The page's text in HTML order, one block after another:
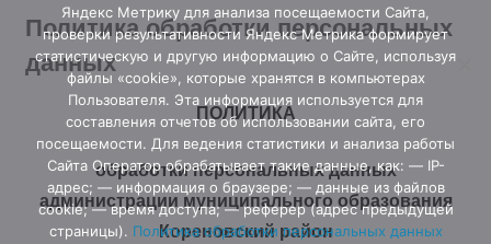
Политика обработки персональных
данных
ПОЛИТИКА
обработки персональных данных
администрации муниципального образования
Кореновский район
Яндекс Метрику для анализа посещаемости Сайта,
проверки результативности Яндекс Метрика формирует
статистическую и другую информацию о Сайте, используя
файлы «cookie», которые хранятся в компьютерах
Пользователя. Эта информация используется для
составления отчетов об использовании сайта, его
посещаемости. Для ведения статистики и анализа работы
Сайта Оператор обрабатывает такие данные, как: — IP-
адрес; — информация о браузере; — данные из файлов
cookie; — время доступа; — реферер (адрес предыдущей
страницы). Политика обработки персональных данных